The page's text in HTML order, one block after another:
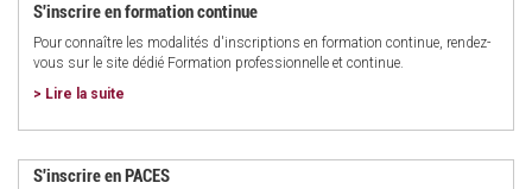
S'inscrire en formation continue
Pour connaître les modalités d'inscriptions en formation continue, rendez-
vous sur le site dédié Formation professionnelle et continue.
> Lire la suite
S'inscrire en PACES